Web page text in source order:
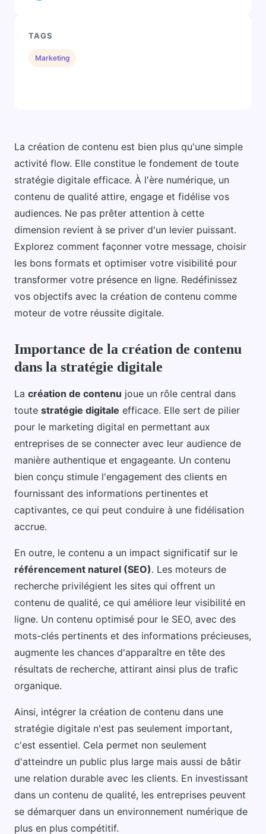
La création de contenu est bien plus qu'une simple
activité flow. Elle constitue le fondement de toute
stratégie digitale efficace. À l'ère numérique, un
contenu de qualité attire, engage et fidélise vos
audiences. Ne pas prêter attention à cette
dimension revient à se priver d'un levier puissant.
Explorez comment façonner votre message, choisir
les bons formats et optimiser votre visibilité pour
transformer votre présence en ligne. Redéfinissez
vos objectifs avec la création de contenu comme
moteur de votre réussite digitale.
Importance de la création de contenu
dans la stratégie digitale
La création de contenu joue un rôle central dans
toute stratégie digitale efficace. Elle sert de pilier
pour le marketing digital en permettant aux
entreprises de se connecter avec leur audience de
manière authentique et engageante. Un contenu
bien conçu stimule l'engagement des clients en
fournissant des informations pertinentes et
captivantes, ce qui peut conduire à une fidélisation
accrue.
En outre, le contenu a un impact significatif sur le
référencement naturel (SEO). Les moteurs de
recherche privilégient les sites qui offrent un
contenu de qualité, ce qui améliore leur visibilité en
ligne. Un contenu optimisé pour le SEO, avec des
mots-clés pertinents et des informations précieuses,
augmente les chances d'apparaître en tête des
résultats de recherche, attirant ainsi plus de trafic
organique.
Ainsi, intégrer la création de contenu dans une
stratégie digitale n'est pas seulement important,
c'est essentiel. Cela permet non seulement
d'atteindre un public plus large mais aussi de bâtir
une relation durable avec les clients. En investissant
dans un contenu de qualité, les entreprises peuvent
se démarquer dans un environnement numérique de
plus en plus compétitif.
TAGS
Marketing